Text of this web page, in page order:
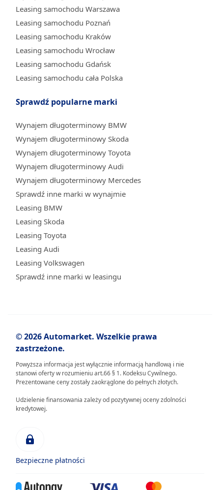
Leasing samochodu Warszawa
Leasing samochodu Poznań
Leasing samochodu Kraków
Leasing samochodu Wrocław
Leasing samochodu Gdańsk
Leasing samochodu cała Polska
Sprawdź popularne marki
Wynajem długoterminowy BMW
Wynajem długoterminowy Skoda
Wynajem długoterminowy Toyota
Wynajem długoterminowy Audi
Wynajem długoterminowy Mercedes
Sprawdź inne marki w wynajmie
Leasing BMW
Leasing Skoda
Leasing Toyota
Leasing Audi
Leasing Volkswagen
Sprawdź inne marki w leasingu
© 2026 Automarket. Wszelkie prawa
zastrzeżone.
Powyższa informacja jest wyłącznie informacją handlową i nie
stanowi oferty w rozumieniu art.66 § 1. Kodeksu Cywilnego.
Prezentowane ceny zostały zaokrąglone do pełnych złotych.
Udzielenie finansowania zależy od pozytywnej oceny zdolności
kredytowej.
Bezpieczne płatności